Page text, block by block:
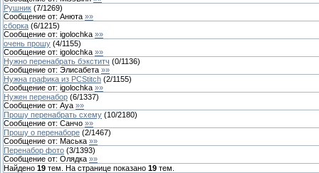
Рушник (7/1269)
Сообщение от: Анюта »»
сборка (6/1215)
Сообщение от: igolochka »»
очень прошу (4/1155)
Сообщение от: igolochka »»
Нужно перенабрать бэкститч (0/1136)
Сообщение от: Элисабета »»
Нужна графика из PCStitch (2/1155)
Сообщение от: igolochka »»
Нужен перенабор (6/1337)
Сообщение от: Aya »»
Прошу перенабрать схему (10/2180)
Сообщение от: Санчо »»
Прошу о перенаборе (2/1467)
Сообщение от: Маська »»
Перенабор фото (3/1393)
Сообщение от: Олядка »»
Найдено 19 тем. На странице показано 19 тем.